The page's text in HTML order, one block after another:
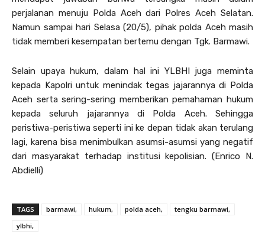
perjalanan menuju Polda Aceh dari Polres Aceh Selatan.
Namun sampai hari Selasa (20/5), pihak polda Aceh masih
tidak memberi kesempatan bertemu dengan Tgk. Barmawi.
Selain upaya hukum, dalam hal ini YLBHI juga meminta
kepada Kapolri untuk menindak tegas jajarannya di Polda
Aceh serta sering-sering memberikan pemahaman hukum
kepada seluruh jajarannya di Polda Aceh. Sehingga
peristiwa-peristiwa seperti ini ke depan tidak akan terulang
lagi, karena bisa menimbulkan asumsi-asumsi yang negatif
dari masyarakat terhadap institusi kepolisian. (Enrico N.
Abdielli)
TAGS barmawi, hukum, polda aceh,
tengku barmawi,
ylbhi,